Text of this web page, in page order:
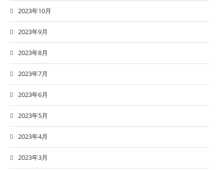
2023年10月
2023年9月
2023年8月
2023年7月
2023年6月
2023年5月
2023年4月
2023年3月